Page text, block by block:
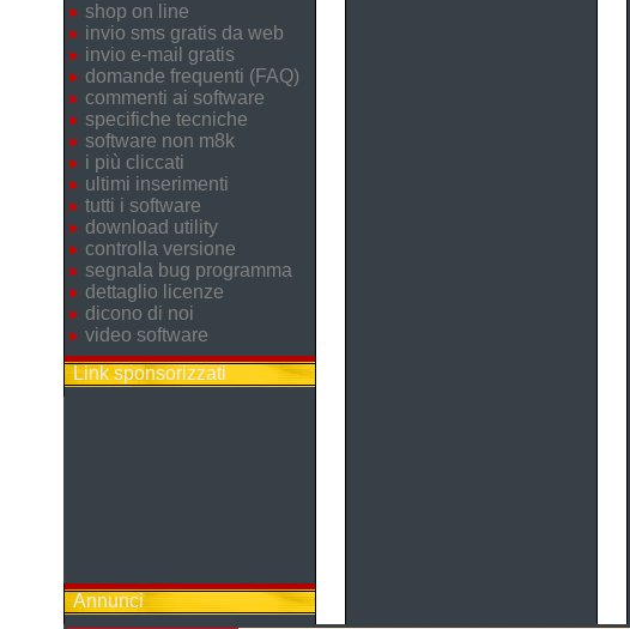
shop on line
invio sms gratis da web
invio e-mail gratis
domande frequenti (FAQ)
commenti ai software
specifiche tecniche
software non m8k
i più cliccati
ultimi inserimenti
tutti i software
download utility
controlla versione
segnala bug programma
dettaglio licenze
dicono di noi
video software
Link sponsorizzati
Annunci